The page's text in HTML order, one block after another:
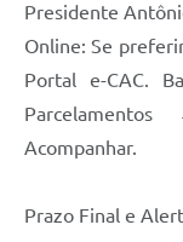
SIC
Presidente
Online: Se
Portal e-CAC.
Acompanhar.
Prazo Final e